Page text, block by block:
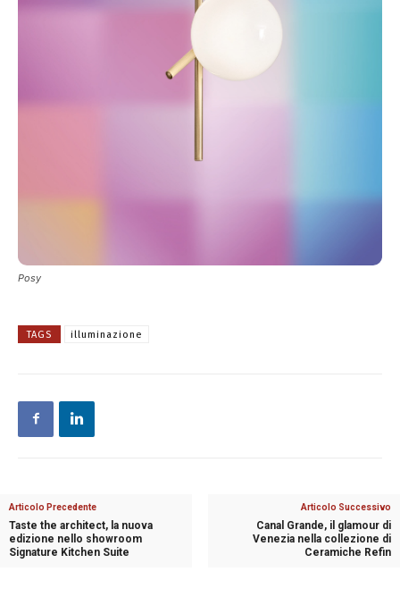
Posy
TAGS illuminazione
Articolo Precedente
Taste the architect, la nuova
edizione nello showroom
Signature Kitchen Suite
Articolo Successivo
Canal Grande, il glamour di
Venezia nella collezione di
Ceramiche Refin